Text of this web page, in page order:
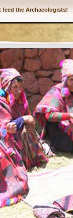
feed the Archaeologists!